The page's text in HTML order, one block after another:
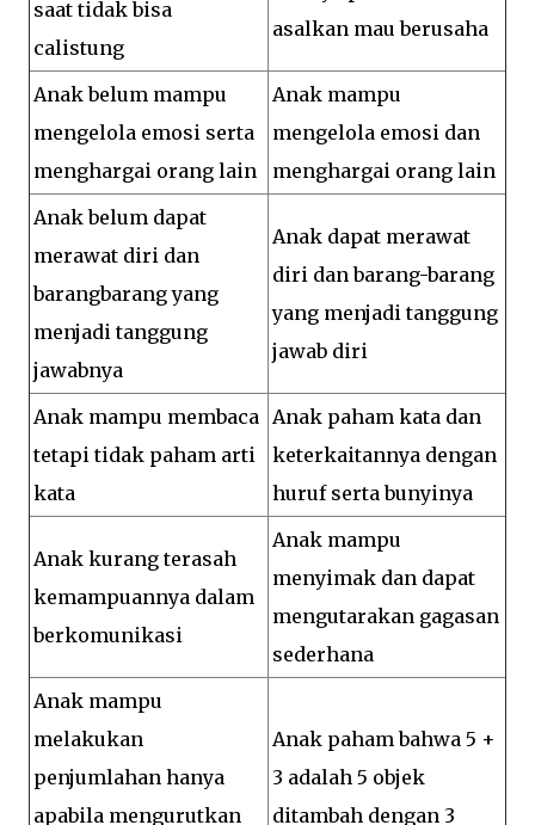
saat tidak bisa
calistung
asalkan mau berusaha
Anak belum mampu
mengelola emosi serta
menghargai orang lain
Anak mampu
mengelola emosi dan
menghargai orang lain
Anak belum dapat
merawat diri dan
barangbarang yang
menjadi tanggung
jawabnya
Anak dapat merawat
diri dan barang-barang
yang menjadi tanggung
jawab diri
Anak mampu membaca
tetapi tidak paham arti
kata
Anak paham kata dan
keterkaitannya dengan
huruf serta bunyinya
Anak kurang terasah
kemampuannya dalam
berkomunikasi
Anak mampu
menyimak dan dapat
mengutarakan gagasan
sederhana
Anak mampu
melakukan
penjumlahan hanya
apabila mengurutkan
Anak paham bahwa 5 +
3 adalah 5 objek
ditambah dengan 3